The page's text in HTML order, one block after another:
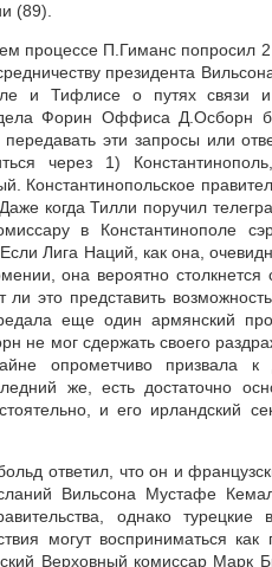
(89).
процессе П.Гиманс попросил 2
президента
и Тифлисе о путях связи
Форин Оффиса Д.Осборн
эти запросы или
через 1)
Константинопольское
когда Тилли поручил
в Константинополе
Лига Наций, как она,
она вероятно
это представить
еще один армянский
не мог сдержать своего
опрометчиво призвала к
же, есть достаточно
и его ирландский
ответил, что он и
Вильсона Мустафе
однако
могут восприниматься
Верховный комиссар Марк